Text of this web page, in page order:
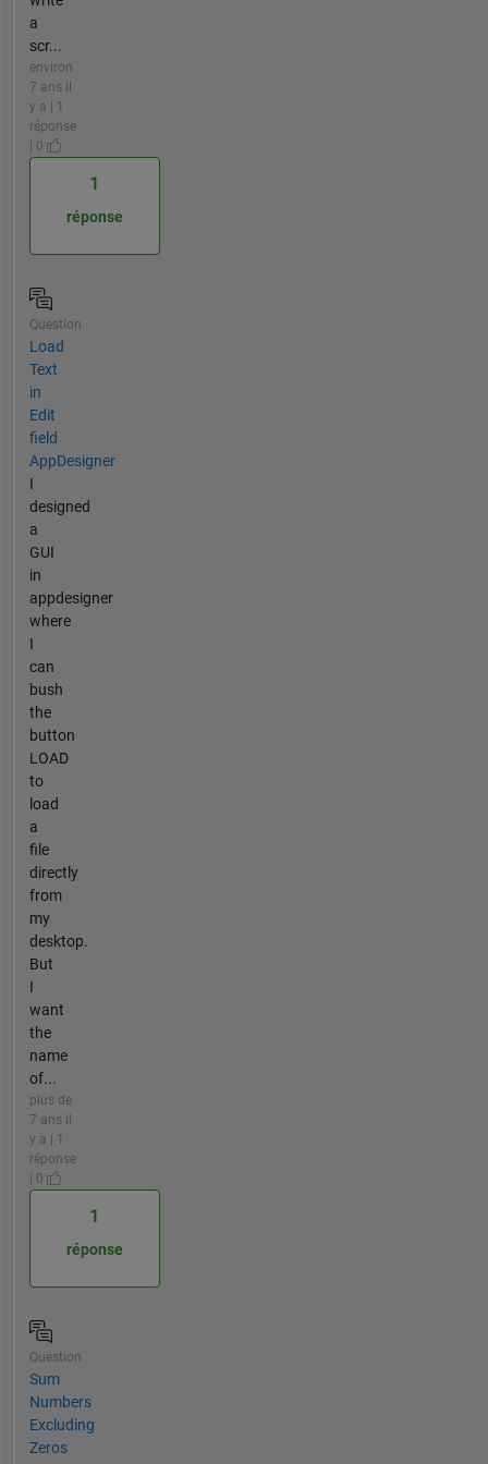
a
scr...
environ
7 ans il
y a | 1
réponse
| 0
1
réponse
Question
Load
Text
in
Edit
field
AppDesigner
I
designed
a
GUI
in
appdesigner
where
I
can
bush
the
button
LOAD
to
load
a
file
directly
from
my
desktop.
But
I
want
the
name
of...
plus de
7 ans il
y a | 1
réponse
| 0
1
réponse
Question
Sum
Numbers
Excluding
Zeros